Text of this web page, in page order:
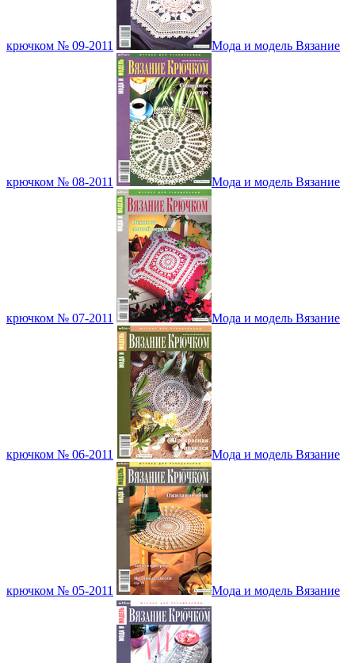
крючком № 09-2011 Мода и модель Вязание
крючком № 08-2011 Мода и модель Вязание
крючком № 07-2011 Мода и модель Вязание
крючком № 06-2011 Мода и модель Вязание
крючком № 05-2011 Мода и модель Вязание